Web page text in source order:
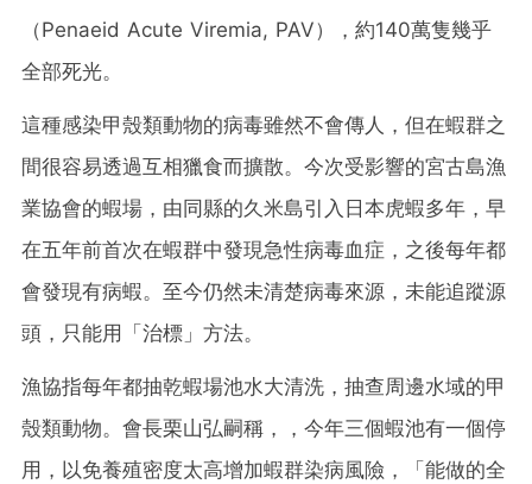
（Penaeid Acute Viremia, PAV），約140萬隻幾乎
全部死光。
這種感染甲殼類動物的病毒雖然不會傳人，但在蝦群之
間很容易透過互相獵食而擴散。今次受影響的宮古島漁
業協會的蝦場，由同縣的久米島引入日本虎蝦多年，早
在五年前首次在蝦群中發現急性病毒血症，之後每年都
會發現有病蝦。至今仍然未清楚病毒來源，未能追蹤源
頭，只能用「治標」方法。
漁協指每年都抽乾蝦場池水大清洗，抽查周邊水域的甲
殼類動物。會長栗山弘嗣稱，，今年三個蝦池有一個停
用，以免養殖密度太高增加蝦群染病風險，「能做的全